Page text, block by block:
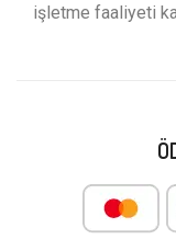
işletme faaliyeti